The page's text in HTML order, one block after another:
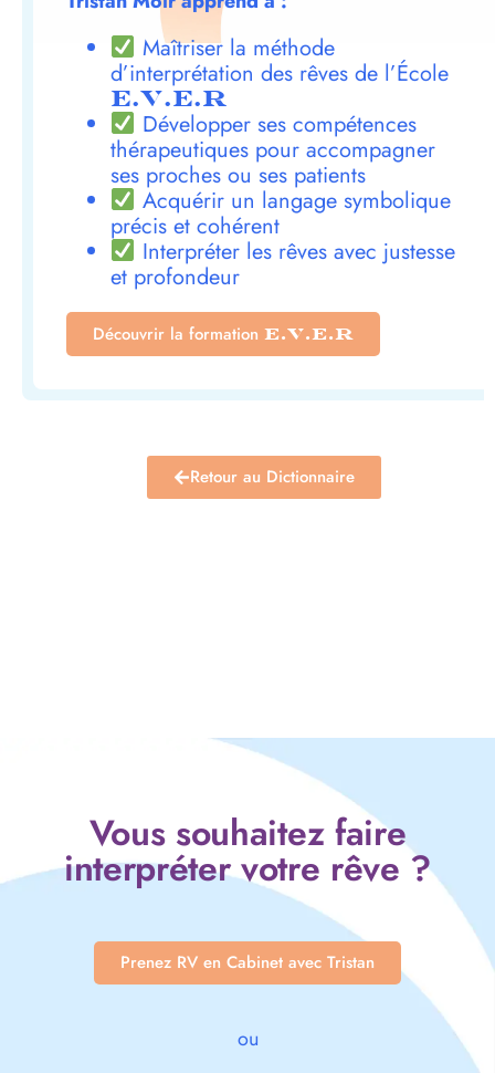
Maîtriser la méthode
d’interprétation des rêves de l’École
E.V.E.R
Développer ses compétences
thérapeutiques pour accompagner
ses proches ou ses patients
Acquérir un langage symbolique
précis et cohérent
Interpréter les rêves avec justesse
et profondeur
Découvrir la formation E.V.E.R
Retour au Dictionnaire
Vous souhaitez faire
interpréter votre rêve ?
Prenez RV en Cabinet avec Tristan
ou